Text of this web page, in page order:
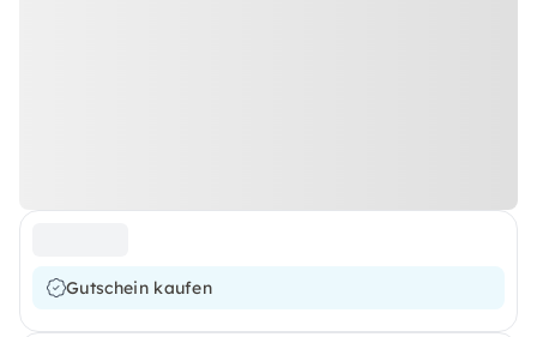
Gutschein kaufen